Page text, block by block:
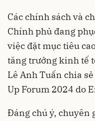
Các chính sách và
Chính phủ đang
việc đặt mục tiêu
tăng trưởng kinh tế
Lê Anh Tuấn chia
Up Forum 2024 do
Đáng chú ý, chuyên